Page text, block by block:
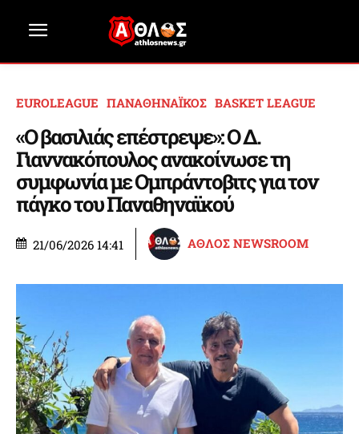
EUROLEAGUE ΠΑΝΑΘΗΝΑΪΚΟΣ BASKET LEAGUE
«Ο βασιλιάς επέστρεψε»: Ο Δ.
Γιαννακόπουλος ανακοίνωσε τη
συμφωνία με Ομπράντοβιτς για τον
πάγκο του Παναθηναϊκού
21/06/2026 14:41 ΑΘΛΟΣ NEWSROOM